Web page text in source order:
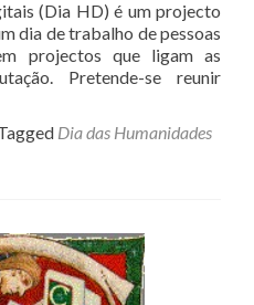
(Dia HD) é um projecto
dia de trabalho de pessoas
projectos que ligam as
Pretende-se reunir
Dia das Humanidades